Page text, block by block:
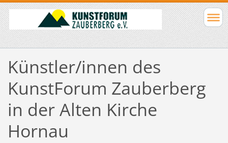
Künstler/innen des
KunstForum Zauberberg
in der Alten Kirche
Hornau